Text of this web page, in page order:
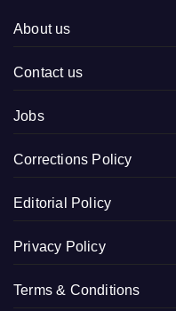
About us
Contact us
Jobs
Corrections Policy
Editorial Policy
Privacy Policy
Terms & Conditions